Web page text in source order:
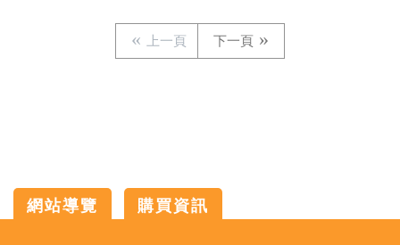
上一頁 下一頁
網站導覽
購買資訊